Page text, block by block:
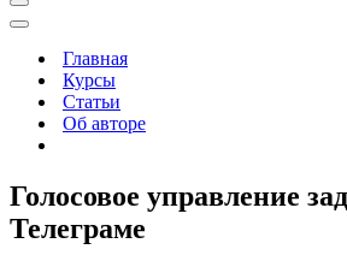
Меню
навигации
Меню
навигацииГлавная
Курсы
Статьи
Об авторе
Голосовое управление
Телеграме